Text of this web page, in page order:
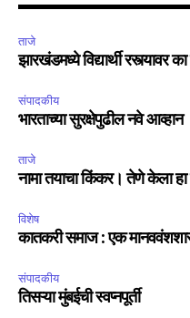
ताजे
झारखंडमध्ये विद्यार्थी रस्त्यावर
संपादकीय
भारताच्या सुरक्षेपुढील नवे आव्हान
ताजे
नामा तयाचा किंकर। तेणे केला हा
विशेष
कातकरी समाज : एक
संपादकीय
तिसऱ्या मुंबईची स्वप्नपूर्ती